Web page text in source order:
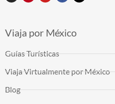
Viaja por México
Guías Turísticas
Viaja Virtualmente por México
Blog